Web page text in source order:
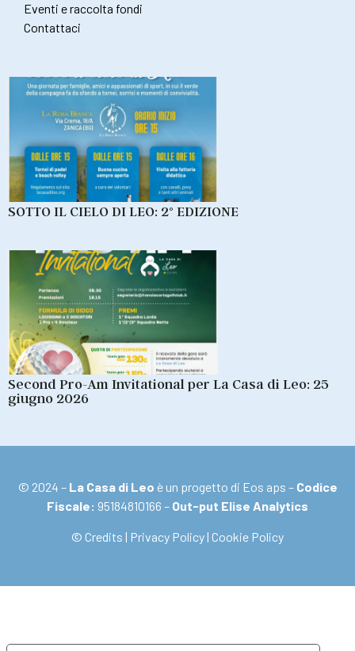
Eventi e raccolta fondi
Contattaci
SOTTO IL CIELO DI LEO: 2° EDIZIONE
Second Pro-Am Invitational per La Casa di Leo: 25
giugno 2026
© 2024 – La Casa di Leo è un progetto di Eos aps – Codice
Fiscale: 95184810166 – Out-put Elise Analytics
© Credits | Privacy Policy | Cookie Policy